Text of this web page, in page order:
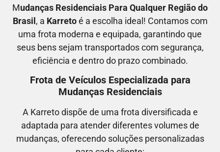
Mudanças Residenciais Para Qualquer Região do
Brasil , a Karretoé a escolha ideal! Contamos com
uma frota moderna e equipada, garantindo que
seus bens sejam transportados com segurança,
eficiência e dentro do prazo combinado.
Frota de Veículos Especializada para
Mudanças Residenciais
A Karreto dispõe de uma frota diversificada e
adaptada para atender diferentes volumes de
mudanças, oferecendo soluções personalizadas